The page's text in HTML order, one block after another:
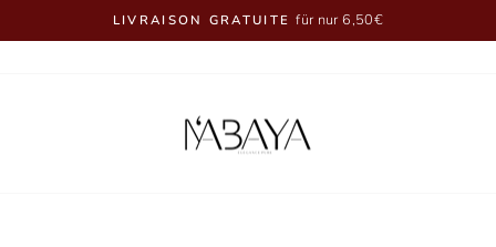
Diaporama
LIVRAISON GRATUITE für nur 6,50€